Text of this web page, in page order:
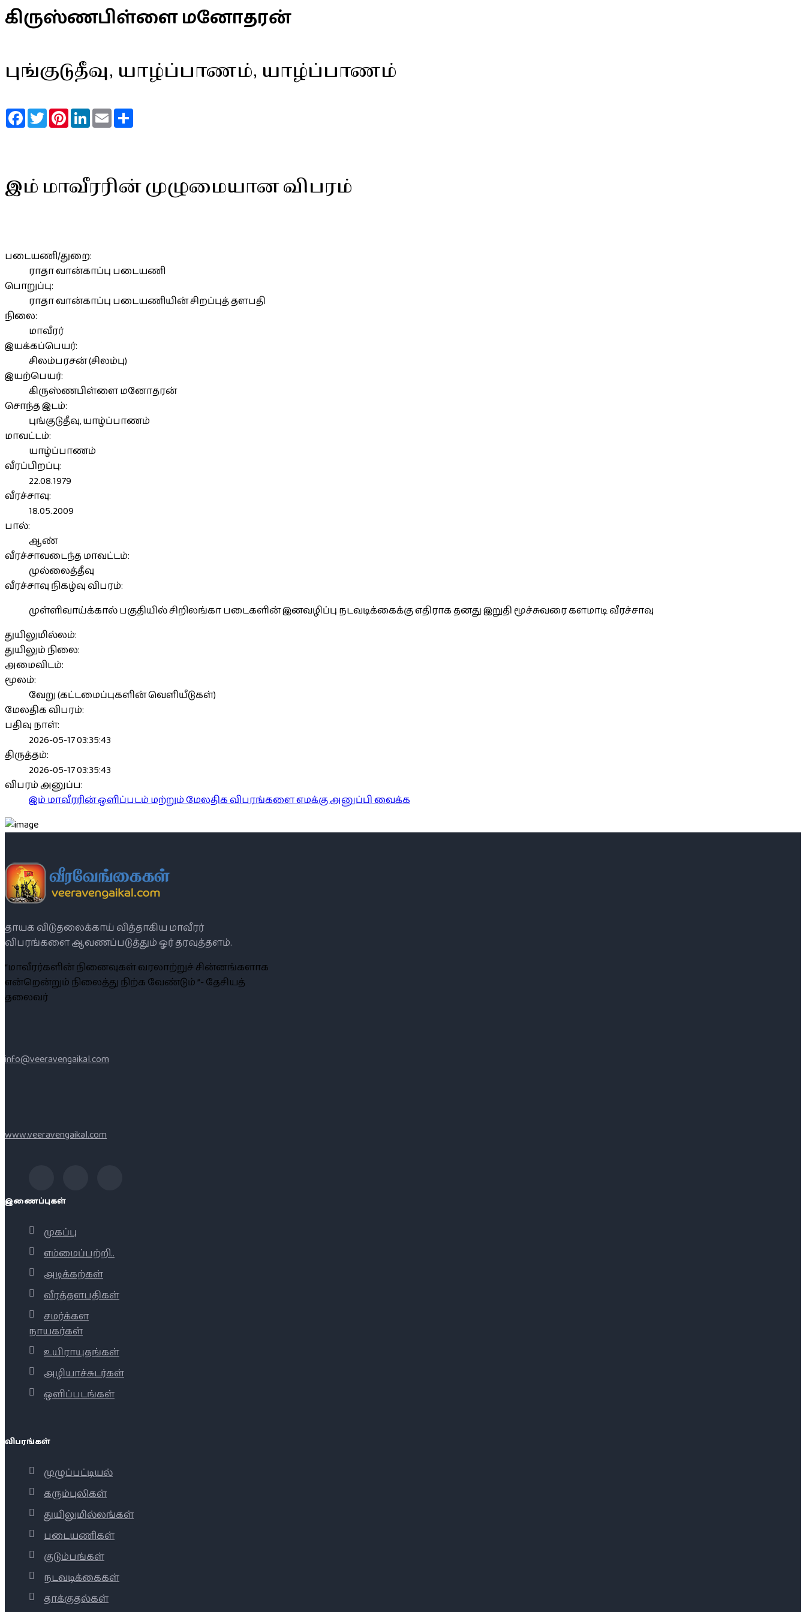
கிருஸ்ணபிள்ளை மனோதரன்
புங்குடுதீவு, யாழ்ப்பாணம், யாழ்ப்பாணம்
FacebookTwitterPinterestLinkedInEmail
இம் மாவீரரின் முழுமையான விபரம்
படையணி/துறை:
ராதா வான்காப்பு படையணி
பொறுப்பு:
ராதா வான்காப்பு படையணியின் சிறப்புத் தளபதி
நிலை:
மாவீரர்
இயக்கப்பெயர்:
சிலம்பரசன் (சிலம்பு)
இயற்பெயர்:
கிருஸ்ணபிள்ளை மனோதரன்
சொந்த இடம்:
புங்குடுதீவு, யாழ்ப்பாணம்
மாவட்டம்:
யாழ்ப்பாணம்
வீரப்பிறப்பு:
22.08.1979
வீரச்சாவு:
18.05.2009
பால்:
ஆண்
வீரச்சாவடைந்த மாவட்டம்:
முல்லைத்தீவு
வீரச்சாவு நிகழ்வு விபரம்:
முள்ளிவாய்க்கால் பகுதியில் சிறிலங்கா படைகளின் இனவழிப்பு நடவடிக்கைக்கு எதிராக தனது இறுதி மூச்சுவரை களமாடி வீரச்சாவு
துயிலுமில்லம்:
துயிலும் நிலை:
அமைவிடம்:
மூலம்:
வேறு (கட்டமைப்புகளின் வெளியீடுகள்)
மேலதிக விபரம்:
பதிவு நாள்:
2026-05-17 03:35:43
திருத்தம்:
2026-05-17 03:35:43
விபரம் அனுப்ப:
இம் மாவீரரின் ஒளிப்படம் மற்றும் மேலதிக விபரங்களை எமக்கு அனுப்பி வைக்க
தாயக விடுதலைக்காய் வித்தாகிய மாவீரர்
விபரங்களை ஆவணப்படுத்தும் ஓர் தரவுத்தளம்.
“மாவீரர்களின் நினைவுகள் வரலாற்றுச் சின்னங்களாக
என்றென்றும் நிலைத்து நிற்க வேண்டும் ”- தேசியத்
தலைவர்
info@veeravengaikal.com
www.veeravengaikal.com
இணைப்புகள்
முகப்பு
எம்மைப்பற்றி..
அடிக்கற்கள்
வீரத்தளபதிகள்
சமர்க்கள
நாயகர்கள்
உயிராயுதங்கள்
அழியாச்சுடர்கள்
ஒளிப்படங்கள்
விபரங்கள்
முழுப்பட்டியல்
கரும்புலிகள்
துயிலுமில்லங்கள்
படையணிகள்
குடும்பங்கள்
நடவடிக்கைகள்
தாக்குதல்கள்